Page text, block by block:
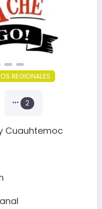
REGIONALES
2
Cuauhtemoc